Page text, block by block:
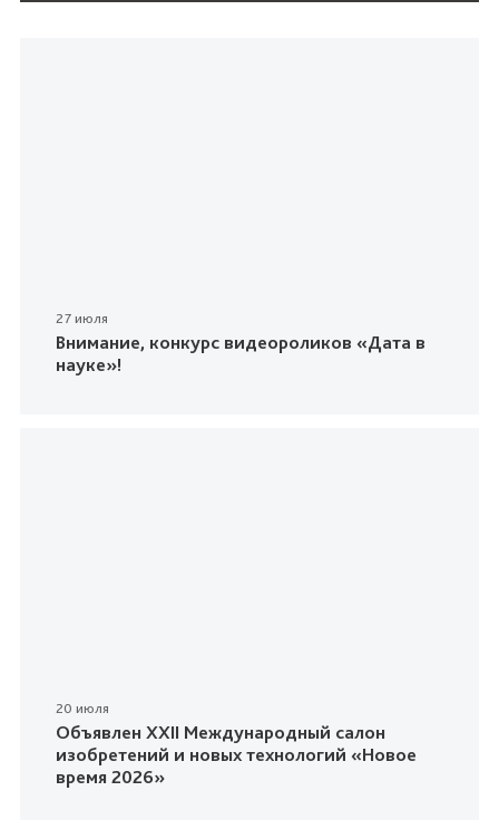
27 июля
Внимание, конкурс видеороликов «Дата в
науке»!
20 июля
Объявлен XXII Международный салон
изобретений и новых технологий «Новое
время 2026»